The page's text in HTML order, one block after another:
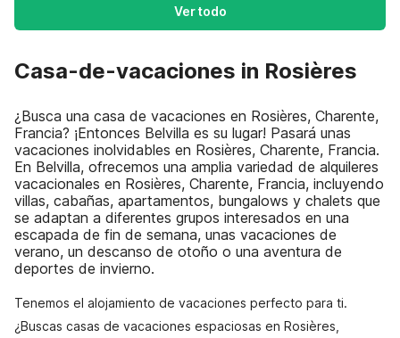
Ver todo
Casa-de-vacaciones in Rosières
¿Busca una casa de vacaciones en Rosières, Charente,
Francia? ¡Entonces Belvilla es su lugar! Pasará unas
vacaciones inolvidables en Rosières, Charente, Francia.
En Belvilla, ofrecemos una amplia variedad de alquileres
vacacionales en Rosières, Charente, Francia, incluyendo
villas, cabañas, apartamentos, bungalows y chalets que
se adaptan a diferentes grupos interesados en una
escapada de fin de semana, unas vacaciones de
verano, un descanso de otoño o una aventura de
deportes de invierno.
Tenemos el alojamiento de vacaciones perfecto para ti.
¿Buscas casas de vacaciones espaciosas en Rosières,